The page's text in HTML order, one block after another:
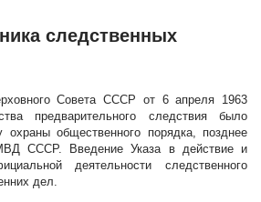
следственных
Совета СССР от 6 апреля 1963
предварительного следствия было
охраны общественного порядка, позднее
СССР. Введение Указа в действие и
деятельности следственного
дел.